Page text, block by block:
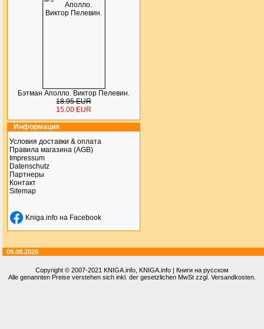
Бэтман Аполло. Виктор Пелевин.
18.95 EUR
15.00 EUR
Информация
Условия доставки & оплата
Правила магазина (AGB)
Impressum
Datenschutz
Партнеры
Контакт
Sitemap
Kniga.info на Facebook
09.08.2026
Copyright © 2007-2021 KNIGA.info , KNIGA.info | Книги на русском
Alle genannten Preise verstehen sich inkl. der gesetzlichen MwSt zzgl. Versandkosten.